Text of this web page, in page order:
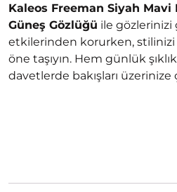
Kaleos Freeman Siyah
Güneş Gözlüğü ile gözlerinizi
etkilerinden korurken, stilinizi
öne taşıyın. Hem günlük
davetlerde bakışları üzerinize